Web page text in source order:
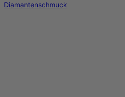
Diamantenschmuck